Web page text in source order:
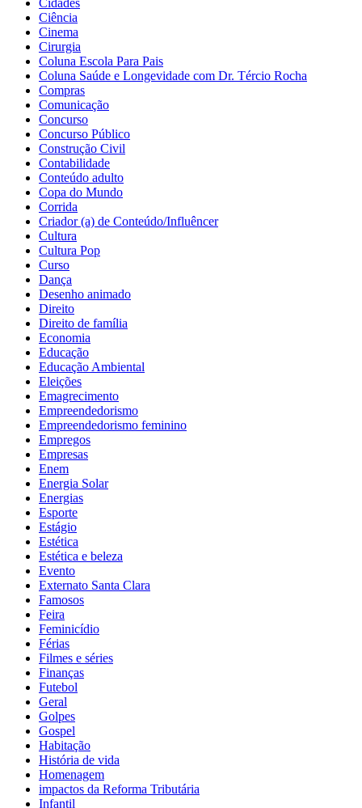
Ciência
Cinema
Cirurgia
Coluna Escola Para Pais
Coluna Saúde e Longevidade com Dr. Tércio Rocha
Compras
Comunicação
Concurso
Concurso Público
Construção Civil
Contabilidade
Conteúdo adulto
Copa do Mundo
Corrida
Criador (a) de Conteúdo/Influêncer
Cultura
Cultura Pop
Curso
Dança
Desenho animado
Direito
Direito de família
Economia
Educação
Educação Ambiental
Eleições
Emagrecimento
Empreendedorismo
Empreendedorismo feminino
Empregos
Empresas
Enem
Energia Solar
Energias
Esporte
Estágio
Estética
Estética e beleza
Evento
Externato Santa Clara
Famosos
Feira
Feminicídio
Férias
Filmes e séries
Finanças
Futebol
Geral
Golpes
Gospel
Habitação
História de vida
Homenagem
impactos da Reforma Tributária
Infantil